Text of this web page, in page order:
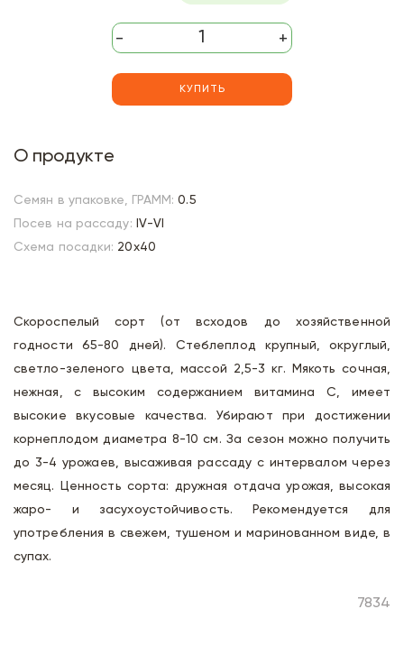
- +
КУПИТЬ
О продукте
Семян в упаковке, ГРАММ: 0.5
Посев на рассаду: IV-VI
Схема посадки: 20х40
Скороспелый сорт (от всходов до хозяйственной
годности 65-80 дней). Стеблеплод крупный, округлый,
светло-зеленого цвета, массой 2,5-3 кг. Мякоть сочная,
нежная, с высоким содержанием витамина С, имеет
высокие вкусовые качества. Убирают при достижении
корнеплодом диаметра 8-10 см. За сезон можно получить
до 3-4 урожаев, высаживая рассаду с интервалом через
месяц. Ценность сорта: дружная отдача урожая, высокая
жаро- и засухоустойчивость. Рекомендуется для
употребления в свежем, тушеном и маринованном виде, в
супах.
7834